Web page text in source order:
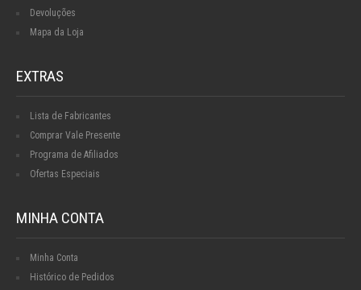
Devoluções
Mapa da Loja
EXTRAS
Lista de Fabricantes
Comprar Vale Presente
Programa de Afiliados
Ofertas Especiais
MINHA CONTA
Minha Conta
Histórico de Pedidos